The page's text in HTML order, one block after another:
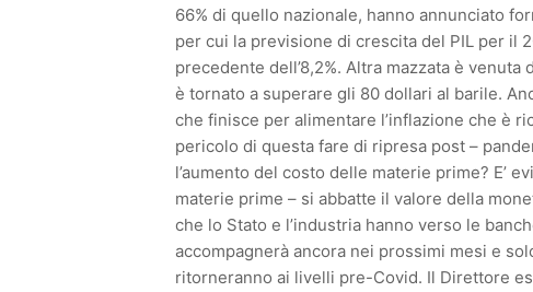
66% di quello nazionale, hanno annunciato
per cui la previsione di crescita del PIL per il
precedente dell’8,2%. Altra mazzata è
è tornato a superare gli 80 dollari al barile.
che finisce per alimentare l’inflazione che è
pericolo di questa fare di ripresa post –
l’aumento del costo delle materie prime? E’
materie prime – si abbatte il valore della
che lo Stato e l’industria hanno verso le
accompagnerà ancora nei prossimi mesi e
ritorneranno ai livelli pre-Covid. Il Direttore